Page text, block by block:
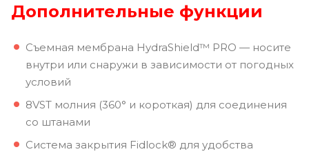
Дополнительные функции
Съемная мембрана HydraShield™ PRO — носите
внутри или снаружи в зависимости от погодных
условий
8VST молния (360° и короткая) для соединения
со штанами
Система закрытия Fidlock® для удобства